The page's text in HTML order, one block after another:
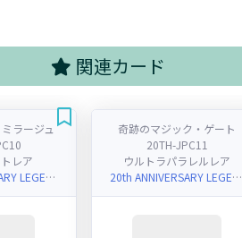
関連カード
ラージュ
レア
20th ANNIVERSARY LEGEND COLLECTION
奇跡のマジック・ゲート
20TH-JPC11
ウルトラパラレルレア
20th ANNIVERSARY LEGEND COLLECTION